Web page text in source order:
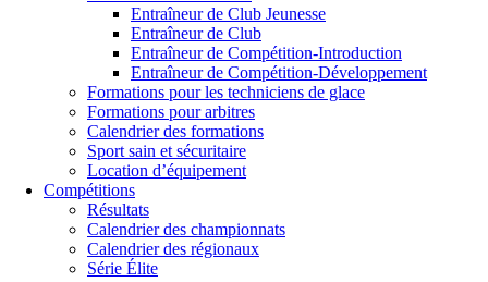
Entraîneur de Club Jeunesse
Entraîneur de Club
Entraîneur de Compétition-Introduction
Entraîneur de Compétition-Développement
Formations pour les techniciens de glace
Formations pour arbitres
Calendrier des formations
Sport sain et sécuritaire
Location d’équipement
Compétitions
Résultats
Calendrier des championnats
Calendrier des régionaux
Série Élite